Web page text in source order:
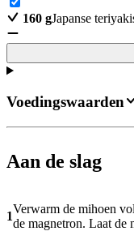
160 gJapanse
Aan de slag
1
Verwarm de mihoen
de magnetron. Laat de
Voedingswaarden